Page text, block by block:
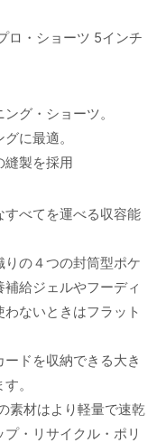
ロ・ショーツ 5インチ
グ・ショーツ。
に最適。
縫製を採用
べてを運べる収容能
の４つの封筒型ポケ
給ジェルやフーディ
ないときはフラット
ドを収納できる大き
。
素材はより軽量で速乾
・リサイクル・ポリ